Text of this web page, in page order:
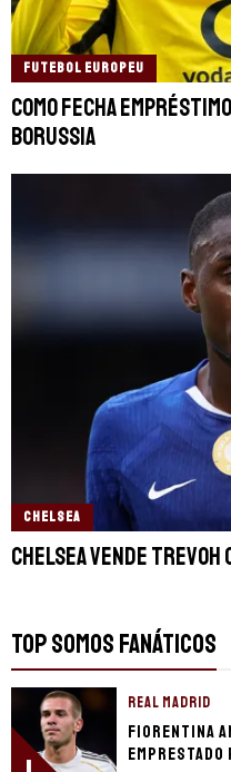
FUTEBOL EUROPEU
Como fecha
Borussia
CHELSEA
Chelsea vende Trevoh
TOP SOMOS FANÁTICOS
REAL MADRID
Fiorentina
emprestado